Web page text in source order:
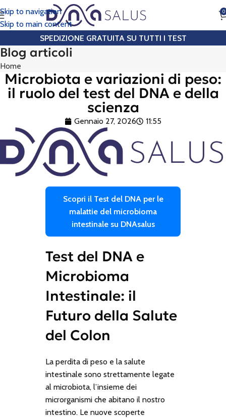
Skip to navigation
Skip to main content
0
SPEDIZIONE GRATUITA SU TUTTI I TEST
Blog articoli
Home
Microbiota e variazioni di peso:
il ruolo del test del DNA e della
scienza
Gennaio 27, 2026 11:55
Scopri il Test del DNA per le
malattie del microbioma
intestinale su DNAsalus
Test del DNA e
Microbioma
Intestinale: il
Futuro della Salute
del Colon
La perdita di peso e la salute
intestinale sono strettamente legate
al microbiota, l’insieme dei
microrganismi che abitano il nostro
intestino. Le nuove scoperte